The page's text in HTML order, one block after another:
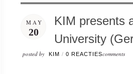
MAY
20
KIM presents
University
posted by KIM / 0 REACTIEScomments